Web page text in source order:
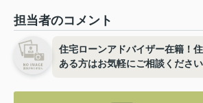
担当者のコメント
住宅ローンアドバイザー在籍！
ある方はお気軽にご相談ください